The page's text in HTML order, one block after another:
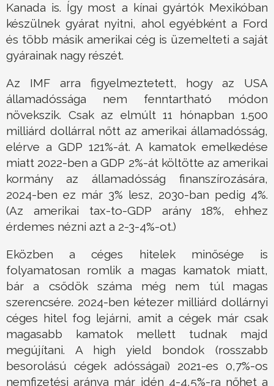
Kanada is. Így most a kínai gyártók Mexikóban
készülnek gyárat nyitni, ahol egyébként a Ford
és több másik amerikai cég is üzemelteti a saját
gyárainak nagy részét.
Az IMF arra figyelmeztetett, hogy az USA
államadóssága nem fenntartható módon
növekszik. Csak az elmúlt 11 hónapban 1.500
milliárd dollárral nőtt az amerikai államadósság,
elérve a GDP 121%-át. A kamatok emelkedése
miatt 2022-ben a GDP 2%-át költötte az amerikai
kormány az államadósság finanszírozására,
2024-ben ez már 3% lesz, 2030-ban pedig 4%.
(Az amerikai tax-to-GDP arány 18%, ehhez
érdemes nézni azt a 2-3-4%-ot.)
Eközben a céges hitelek minősége is
folyamatosan romlik a magas kamatok miatt,
bár a csődök száma még nem túl magas
szerencsére. 2024-ben kétezer milliárd dollárnyi
céges hitel fog lejárni, amit a cégek már csak
magasabb kamatok mellett tudnak majd
megújítani. A high yield bondok (rosszabb
besorolású cégek adósságai) 2021-es 0,7%-os
nemfizetési aránya már idén 4-4,5%-ra nőhet a